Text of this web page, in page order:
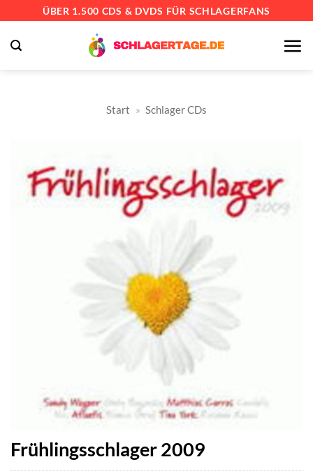
springen
ÜBER 1.500 CDS & DVDS FÜR SCHLAGERFANS
Start » Schlager CDs
Frühlingsschlager 2009